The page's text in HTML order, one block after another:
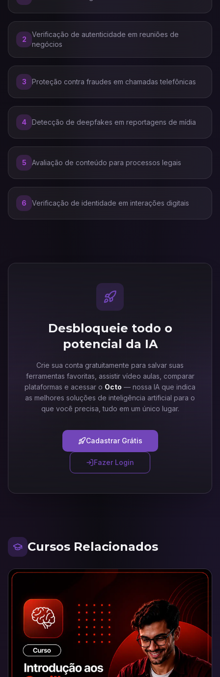
2
Verificação de autenticidade em reuniões de
negócios
3 Proteção contra fraudes em chamadas telefônicas
4 Detecção de deepfakes em reportagens de mídia
5 Avaliação de conteúdo para processos legais
6 Verificação de identidade em interações digitais
Desbloqueie todo o
potencial da IA
Crie sua conta gratuitamente para salvar suas
ferramentas favoritas, assistir vídeo aulas, comparar
plataformas e acessar o Octo — nossa IA que indica
as melhores soluções de inteligência artificial para o
que você precisa, tudo em um único lugar.
Cadastrar Grátis
Fazer Login
Cursos Relacionados